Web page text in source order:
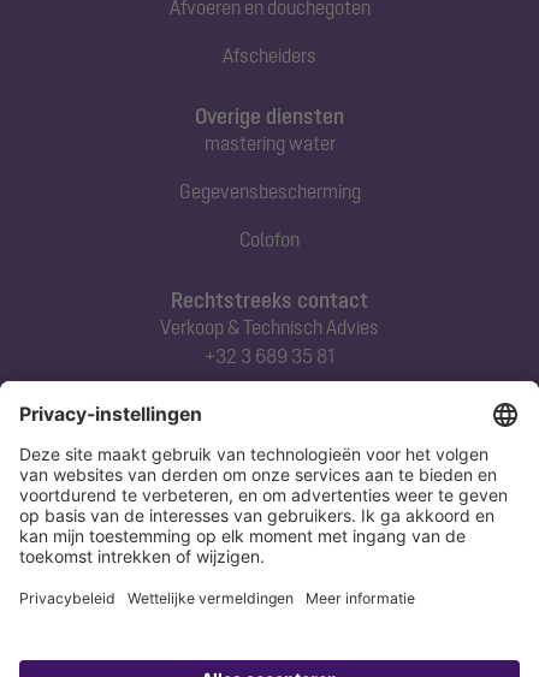
Afvoeren en douchegoten
Afscheiders
Rechtstreeks contact
Verkoop & Technisch Advies
+32 3 689 35 81
Abonneert u zich op onze nieuwsbrief
Nu aanmelden
Overige diensten
mastering water
Gegevensbescherming
Colofon